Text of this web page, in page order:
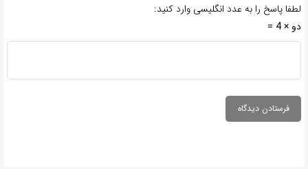
لطفا پاسخ را به عدد انگلیسی وارد کنید:
دو × 4 =